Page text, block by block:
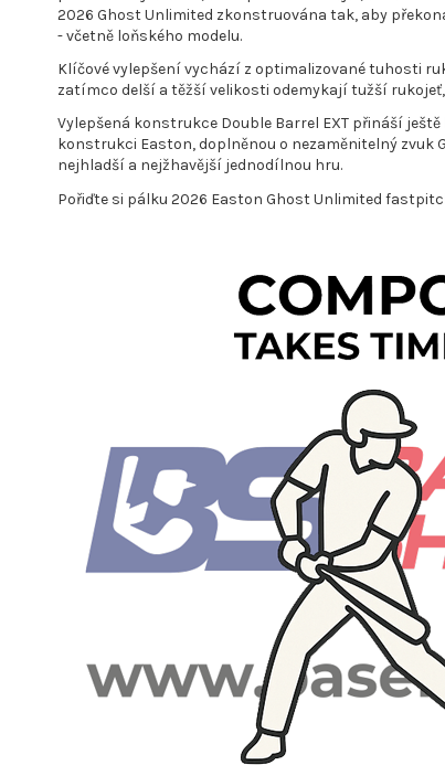
2026 Ghost Unlimited zkonstruována tak, aby
- včetně loňského modelu.
Klíčové vylepšení vychází z optimalizované tuhosti
zatímco delší a těžší velikosti odemykají tužší
Vylepšená konstrukce Double Barrel EXT přináší
konstrukci Easton, doplněnou o nezaměnitelný zvuk
nejhladší a nejžhavější jednodílnou hru.
Pořiďte si pálku 2026 Easton Ghost Unlimited